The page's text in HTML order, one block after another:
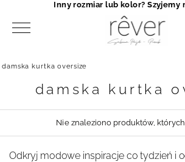
damska kurtka oversize
damska kurtka
Nie znaleziono produktów, których
Odkryj modowe inspiracje co tydzień i
Inny rozmiar lub kolor? Szyjemy